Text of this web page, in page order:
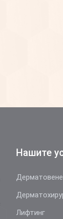
Нашите
Лифтинг